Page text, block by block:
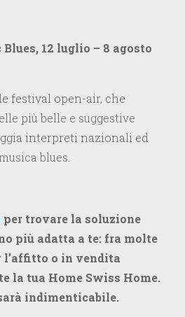
12 luglio – 8 agosto
festival open-air, che
più belle e suggestive
interpreti nazionali ed
blues.
per trovare la soluzione
più adatta a te: fra molte
l’affitto o in vendita
la tua Home Swiss Home.
indimenticabile.